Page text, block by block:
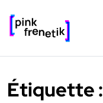
Étiquette :